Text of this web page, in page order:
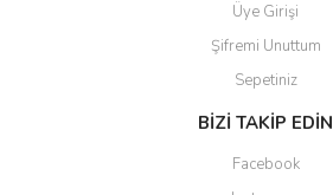
Üye Girişi
Şifremi Unuttum
Sepetiniz
BİZİ TAKİP EDİN
Facebook